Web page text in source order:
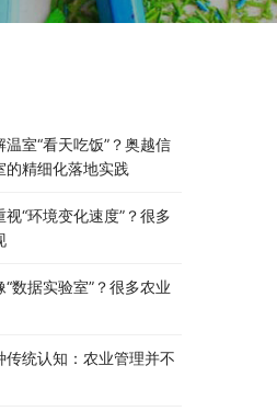
室“看天吃饭”？奥越信
的精细化落地实践
“环境变化速度”？很多
数据实验室”？很多农业
传统认知：农业管理并不